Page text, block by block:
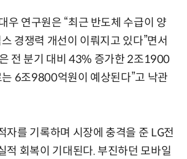
우 연구원은 “최근 반도체 수급이 양
경쟁력 개선이 이뤄지고 있다”면서
전 분기 대비 43% 증가한 2조1900
는 6조9800억원이 예상된다”고 낙관
자를 기록하며 시장에 충격을 준 LG전
적 회복이 기대된다. 부진하던 모바일